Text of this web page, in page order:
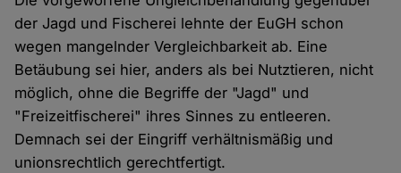
der Jagd und Fischerei lehnte der EuGH schon
wegen mangelnder Vergleichbarkeit ab. Eine
Betäubung sei hier, anders als bei Nutztieren, nicht
möglich, ohne die Begriffe der "Jagd" und
"Freizeitfischerei" ihres Sinnes zu entleeren.
Demnach sei der Eingriff verhältnismäßig und
unionsrechtlich gerechtfertigt.